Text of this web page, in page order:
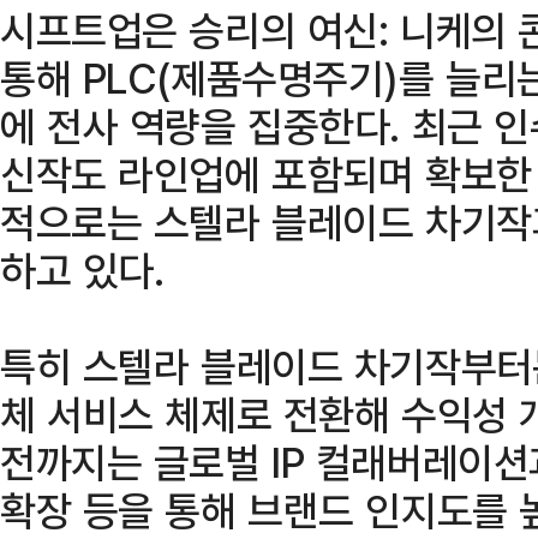
시프트업은 승리의 여신: 니케의
통해 PLC(제품수명주기)를 늘리
에 전사 역량을 집중한다. 최근
신작도 라인업에 포함되며 확보
적으로는 스텔라 블레이드 차기
하고 있다.
특히 스텔라 블레이드 차기작부
체 서비스 체제로 전환해 수익성
전까지는 글로벌 IP 컬래버레이
확장 등을 통해 브랜드 인지도를